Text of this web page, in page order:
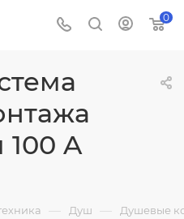
0
100 A
— Душ — Душевые